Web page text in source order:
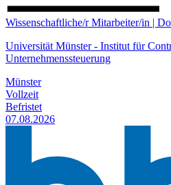
Wissenschaftliche/r Mitarbeiter/in |
Universität Münster - Institut für
Unternehmenssteuerung
Münster
Vollzeit
Befristet
07.08.2026